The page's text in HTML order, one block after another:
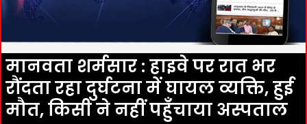
मानवता शर्मसार : हाइवे पर रात भर
रौंदता रहा दुर्घटना में घायल व्यक्ति, हुई
मौत, किसी ने नहीं पहुँचाया अस्पताल